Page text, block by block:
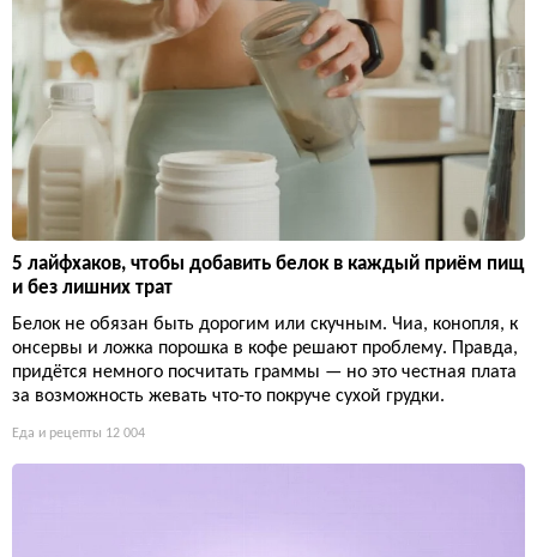
Гибисьер из Прованса: рождественский хлеб с апельсино
вой цедрой на оливковом масле
Гибисьер — плоский апельсиновый хлеб на оливковом масл
е, рождественское угощение Прованса. Дрожжевые ромбы с
характерным гребнем, мёдом и сахаром — вкус цедры без ш
околада и крема.
Еда и рецепты 10 490